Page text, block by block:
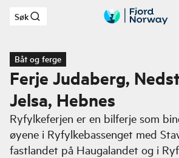
Hopp til hovedinnhold
Søk
Båt og ferge
Ferje Judaberg,
Jelsa, Hebnes
Ryfylkeferjen er en bilferje som
øyene i Ryfylkebassenget med
fastlandet på Haugalandet og i